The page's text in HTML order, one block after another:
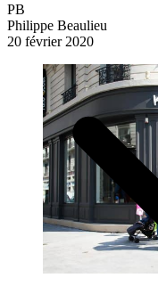
PB
Philippe Beaulieu
20 février 2020